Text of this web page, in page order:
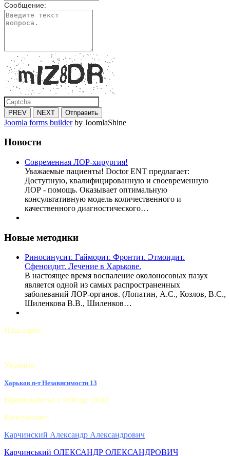
Сообщение:
PREV NEXT Отправить
Joomla forms builderby JoomlaShine
Новости
Современная ЛОР-хирургия!
Уважаемые пациенты! Doctor ENT предлагает:
Доступную, квалифицированную и своевременную
ЛОР - помощь. Оказывает оптимальную
консультативную модель количественного и
качественного диагностического…
Новые методики
Риносинусит. Гайморит. Фронтит. Этмоидит.
Сфеноидит. Лечение в Харькове.
В настоящее время воспаление околоносовых пазух
является одной из самых распространенных
заболеваний ЛОР-органов. (Лопатин, А.С., Козлов, В.С.,
Шиленкова В.В., Шиленков…
Наш адрес:
Украина.
Харьков п-т Независимости 13
Время работы: с 9:00 до 18:00
Консультант:
Карчинский Александр Александрович
Карчинський ОЛЕКСАНДР ОЛЕКСАНДРОВИЧ